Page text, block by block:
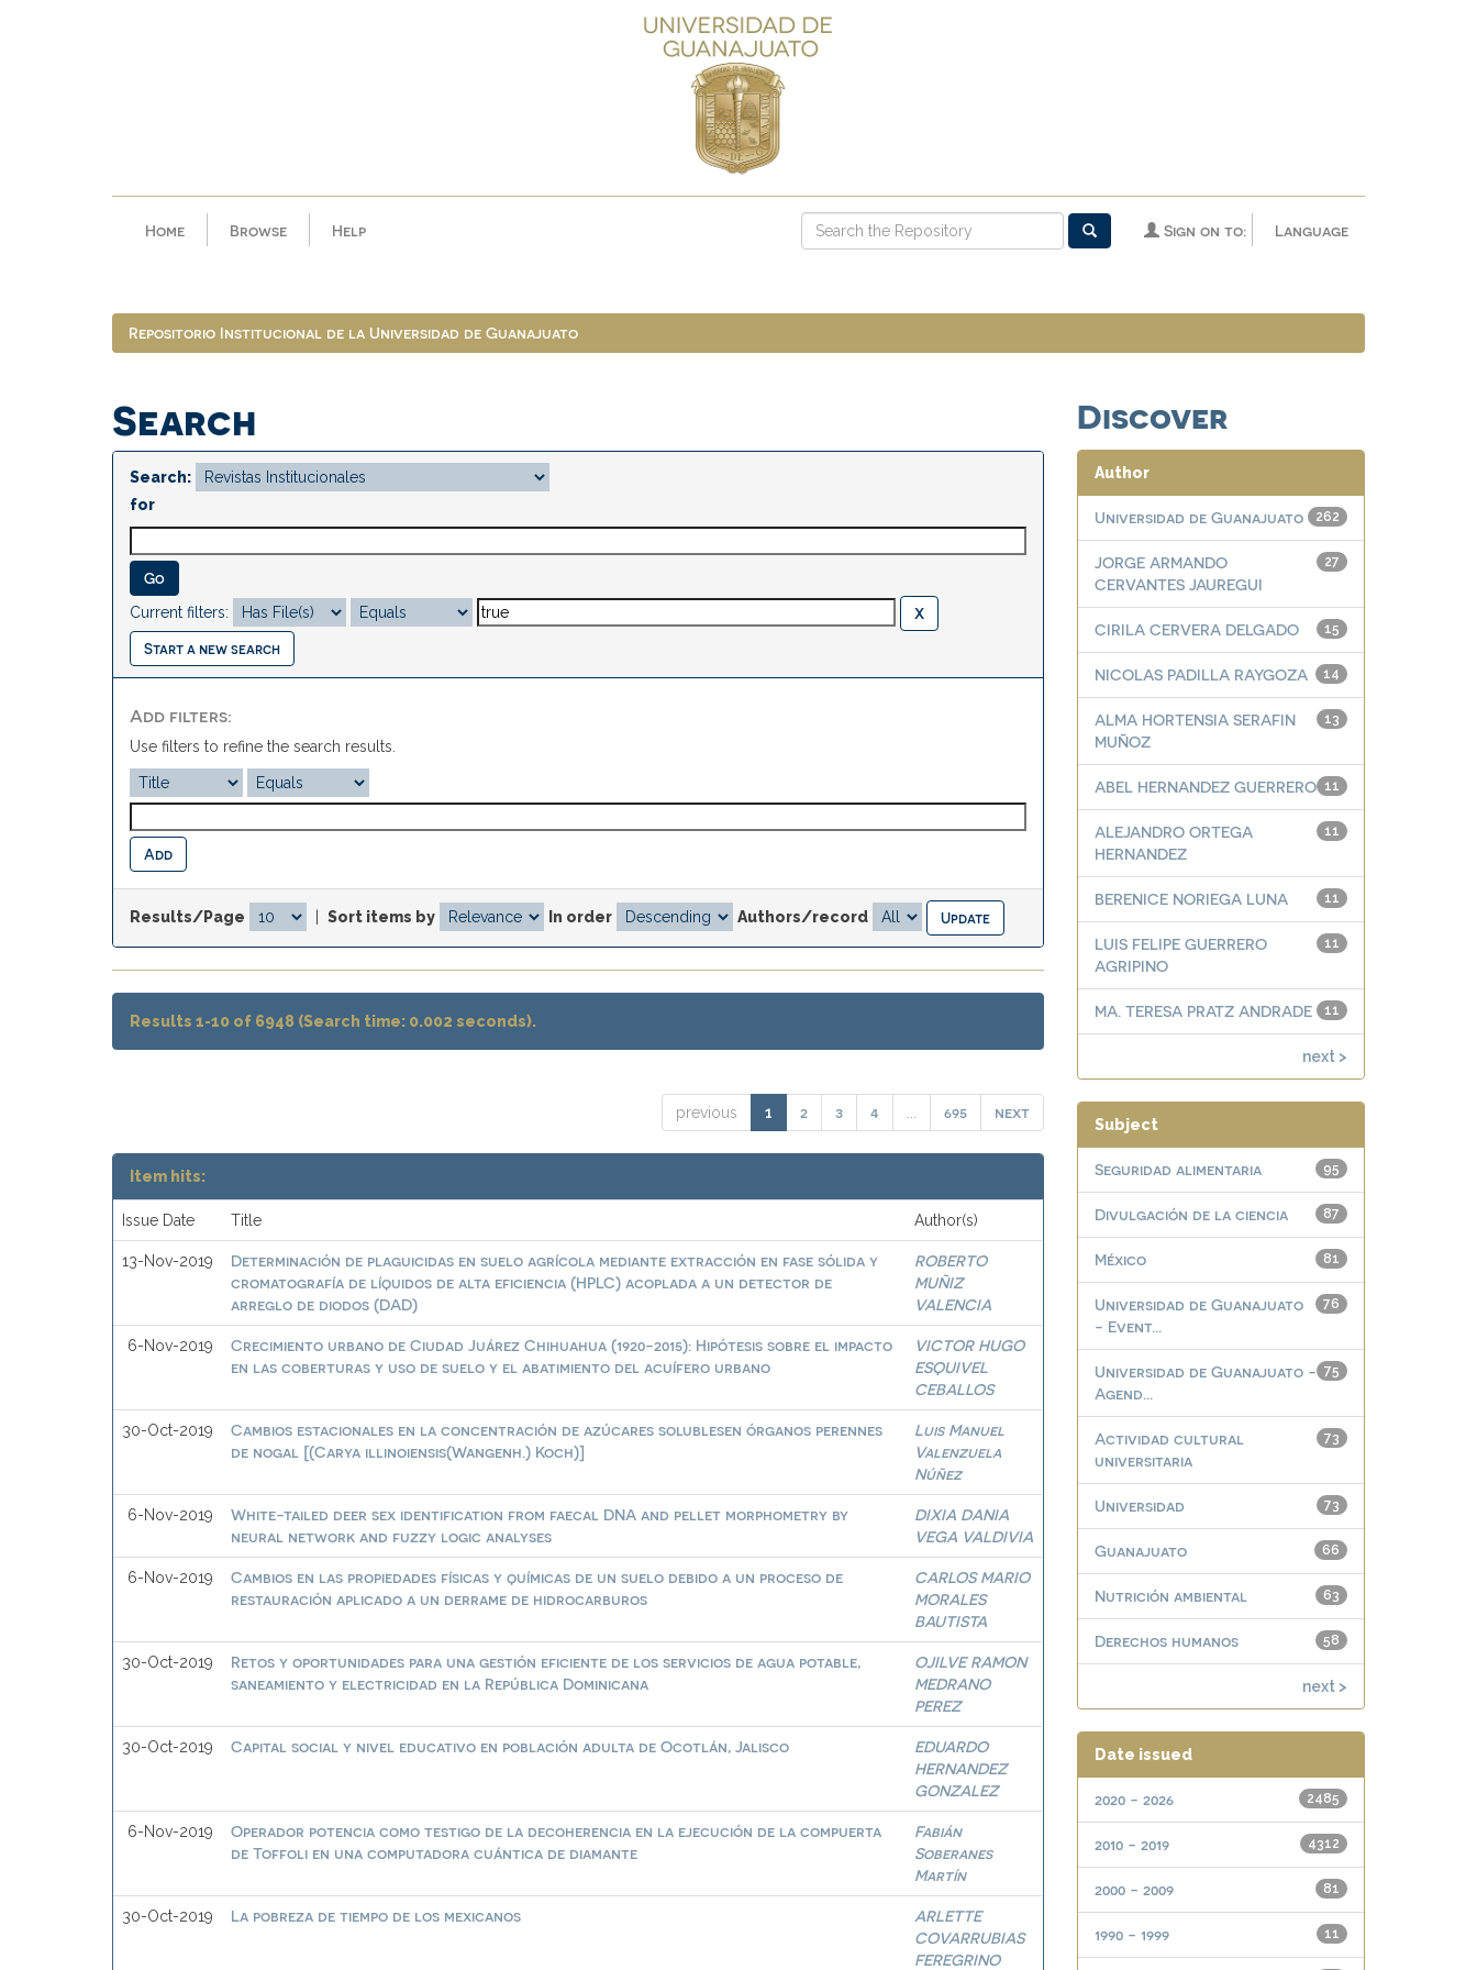
Home Browse Help Language
Sign on to:
Repositorio Institucional de la Universidad de Guanajuato
Search
Search:
for
Current filters:
Start a new search
Add filters:
Use filters to refine the search results.
Results/Page Sort items by In order Authors/record
Results 1-10 of 6948 (Search time: 0.002 seconds).
previous 1 2 3 4 695 next
Item hits:
Issue Date Title Author(s)
13-Nov-2019
Determinación de plaguicidas en suelo agrícola mediante extracción en fase sólida y
cromatografía de líquidos de alta eficiencia (HPLC) acoplada a un detector de
arreglo de diodos (DAD)
ROBERTO
MUÑIZ
VALENCIA
6-Nov-2019
Crecimiento urbano de Ciudad Juárez Chihuahua (1920-2015): Hipótesis sobre el impacto
en las coberturas y uso de suelo y el abatimiento del acuífero urbano
VICTOR HUGO
ESQUIVEL
CEBALLOS
30-Oct-2019
Cambios estacionales en la concentración de azúcares solublesen órganos perennes
de nogal [(Carya illinoiensis(Wangenh.) Koch)]
Luis Manuel
Valenzuela
Núñez
6-Nov-2019
White-tailed deer sex identification from faecal DNA and pellet morphometry by
neural network and fuzzy logic analyses
DIXIA DANIA
VEGA VALDIVIA
6-Nov-2019
Cambios en las propiedades físicas y químicas de un suelo debido a un proceso de
restauración aplicado a un derrame de hidrocarburos
CARLOS MARIO
MORALES
BAUTISTA
30-Oct-2019
Retos y oportunidades para una gestión eficiente de los servicios de agua potable,
saneamiento y electricidad en la República Dominicana
OJILVE RAMON
MEDRANO
PEREZ
30-Oct-2019 Capital social y nivel educativo en población adulta de Ocotlán, Jalisco
EDUARDO
HERNANDEZ
GONZALEZ
6-Nov-2019
Operador potencia como testigo de la decoherencia en la ejecución de la compuerta
de Toffoli en una computadora cuántica de diamante
Fabián
Soberanes
Martín
30-Oct-2019 La pobreza de tiempo de los mexicanos
ARLETTE
COVARRUBIAS
FEREGRINO
Discover
Author
262
Universidad de Guanajuato
27
JORGE ARMANDO
CERVANTES JAUREGUI
15
CIRILA CERVERA DELGADO
14
NICOLAS PADILLA RAYGOZA
13
ALMA HORTENSIA SERAFIN
MUÑOZ
11
ABEL HERNANDEZ GUERRERO
11
ALEJANDRO ORTEGA
HERNANDEZ
11
BERENICE NORIEGA LUNA
11
LUIS FELIPE GUERRERO
AGRIPINO
11
MA. TERESA PRATZ ANDRADE
next >
Subject
95
Seguridad alimentaria
87
Divulgación de la ciencia
81
México
76
Universidad de Guanajuato
- Event...
75
Universidad de Guanajuato -
Agend...
73
Actividad cultural
universitaria
73
Universidad
66
Guanajuato
63
Nutrición ambiental
58
Derechos humanos
next >
Date issued
2485
2020 - 2026
4312
2010 - 2019
81
2000 - 2009
11
1990 - 1999